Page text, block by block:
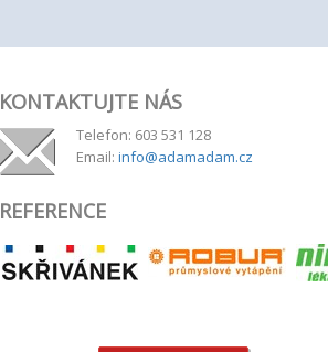
KONTAKTUJTE NÁS
Telefon: 603 531 128
Email: info@adamadam.cz
REFERENCE